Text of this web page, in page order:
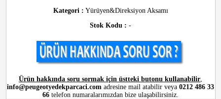
Kategori : Yürüyen&Direksiyon Aksamı
Stok Kodu : -
Ürün hakkında soru sormak için üstteki butonu kullanabilir
info@peugeotyedekparcaci.com adresine mail atabilir veya 0212 486 33
66 telefon numaralarımızdan bize ulaşabilirsiniz.